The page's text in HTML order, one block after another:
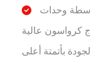
كرواسون عالية